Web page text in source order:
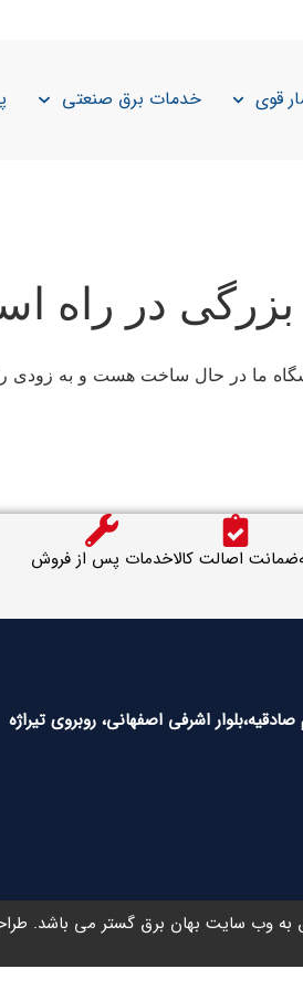
قوی خدمات برق صنعتی
بزرگی در راه
ما در حال ساخت هست و به زودی
ضمانت اصالت کالاخدمات پس از فروش
اشرفی اصفهانی، روبروی تیراژه
به وب سایت بهان برق گستر می باشد.